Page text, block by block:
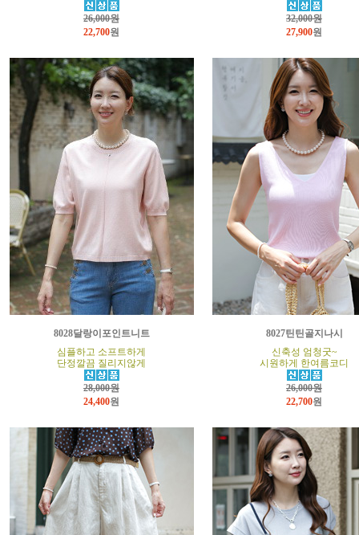
26,000원
22,700원
32,000원
27,900원
8028달랑이포인트니트
심플하고 소프트하게
단정깔끔 질리지않게
28,000원
24,400원
8027틴틴골지나시
신축성 엄청굿~
시원하게 한여름코디
26,000원
22,700원